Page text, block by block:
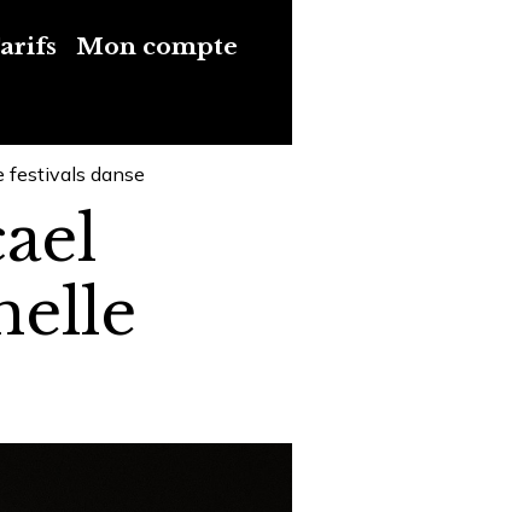
Mon compte
festivals danse